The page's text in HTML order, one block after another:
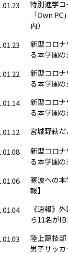
特別進学コ
「Own
内）
新型コロ
る本学園の
新型コロ
る本学園の
新型コロ
る本学園の
宮城野萩
新型コロ
る本学園の
寒波への
報】
《速報》
ら11名が
陸上競技部
男子サッカ